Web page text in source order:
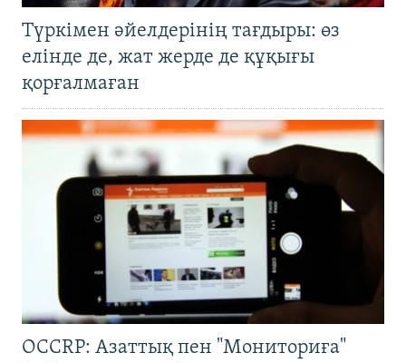
Түркімен әйелдерінің тағдыры: өз
елінде де, жат жерде де құқығы
қорғалмаған
OCCRP: Азаттық пен "Мониториға"